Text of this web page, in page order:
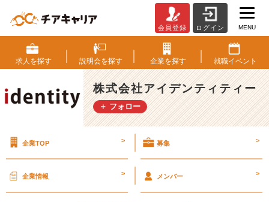
ー
ツ
購
入
♫
【株
ア
ン
会員登録 ログイン MENU
求人を探す 説明会を探す 企業を探す 就職イベント
株式会社アイデンティティー
＋ フォロー
企業TOP > 募集 >
企業情報 > メンバー >